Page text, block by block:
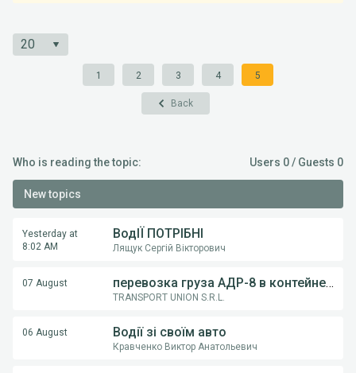
Back
1 2 3 4 5
Who is reading the topic: Users 0 / Guests 0
New topics
Yesterday at
8:02 AM
ВодІЇ ПОТРІБНІ
Лящук Сергій Вікторович
07 August перевозка груза АДР-8 в контейнерах из Румынии в Украину
TRANSPORT UNION S.R.L.
06 August Водії зі своїм авто
Кравченко Виктор Анатольевич